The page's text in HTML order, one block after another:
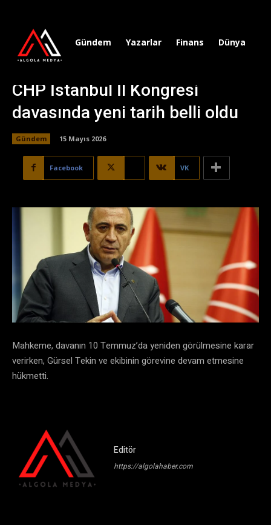
Gündem Yazarlar Finans Dünya
CHP İstanbul İl Kongresi
davasında yeni tarih belli oldu
Gündem 15 Mayıs 2026
Facebook VK
Mahkeme, davanın 10 Temmuz’da yeniden görülmesine karar
verirken, Gürsel Tekin ve ekibinin görevine devam etmesine
hükmetti.
Editör
https://algolahaber.com